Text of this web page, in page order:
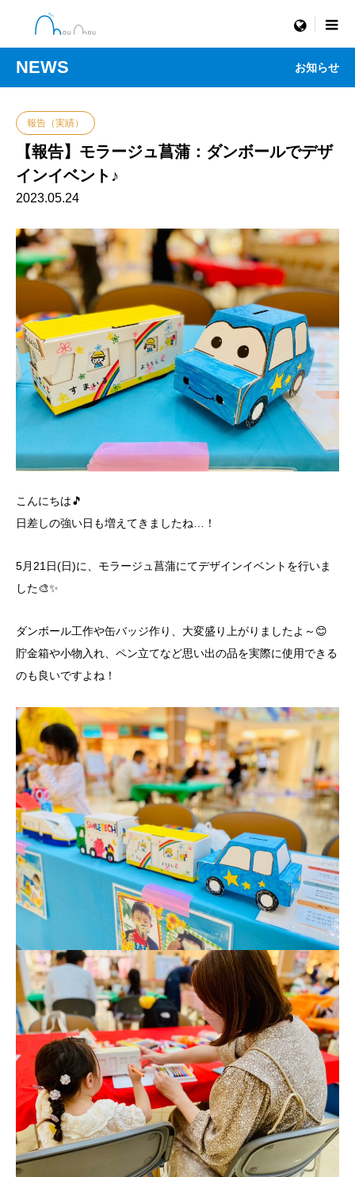
menu
NEWS お知らせ
報告（実績）
【報告】モラージュ菖蒲：ダンボールでデザ
インイベント♪
2023.05.24
こんにちは🎵
日差しの強い日も増えてきましたね…！
5月21日(日)に、モラージュ菖蒲にてデザインイベントを行いま
した🎨✨
ダンボール工作や缶バッジ作り、大変盛り上がりましたよ～😊
貯金箱や小物入れ、ペン立てなど思い出の品を実際に使用できる
のも良いですよね！